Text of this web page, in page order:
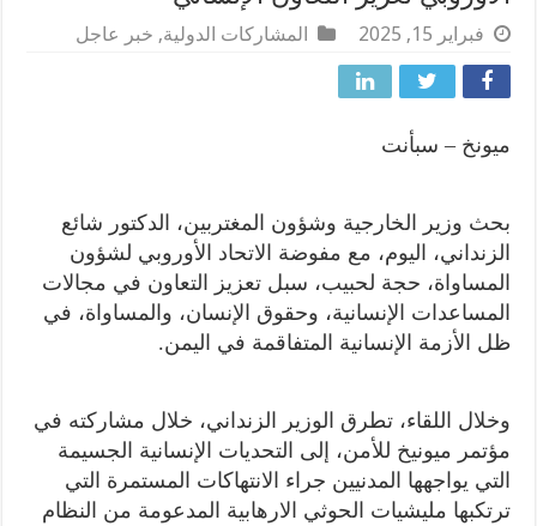
فبراير 15, 2025 المشاركات الدولية, خبر عاجل
ميونخ – سبأنت
بحث وزير الخارجية وشؤون المغتربين، الدكتور شائع
الزنداني، اليوم، مع مفوضة الاتحاد الأوروبي لشؤون
المساواة، حجة لحبيب، سبل تعزيز التعاون في مجالات
المساعدات الإنسانية، وحقوق الإنسان، والمساواة، في
ظل الأزمة الإنسانية المتفاقمة في اليمن.
وخلال اللقاء، تطرق الوزير الزنداني، خلال مشاركته في
مؤتمر ميونيخ للأمن، إلى التحديات الإنسانية الجسيمة
التي يواجهها المدنيين جراء الانتهاكات المستمرة التي
ترتكبها مليشيات الحوثي الارهابية المدعومة من النظام